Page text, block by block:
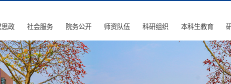
思政 社会服务 院务公开 师资队伍 科研组织 本科生教育